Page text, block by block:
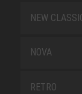
NEW
NOVA
RETRO